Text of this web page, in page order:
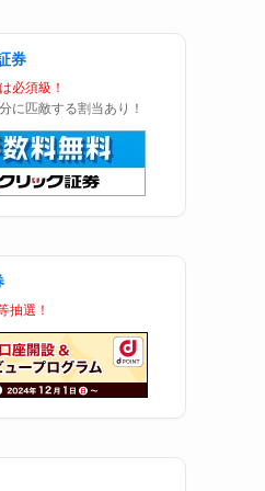
券
必須級！
に匹敵する割当あり！
抽選！